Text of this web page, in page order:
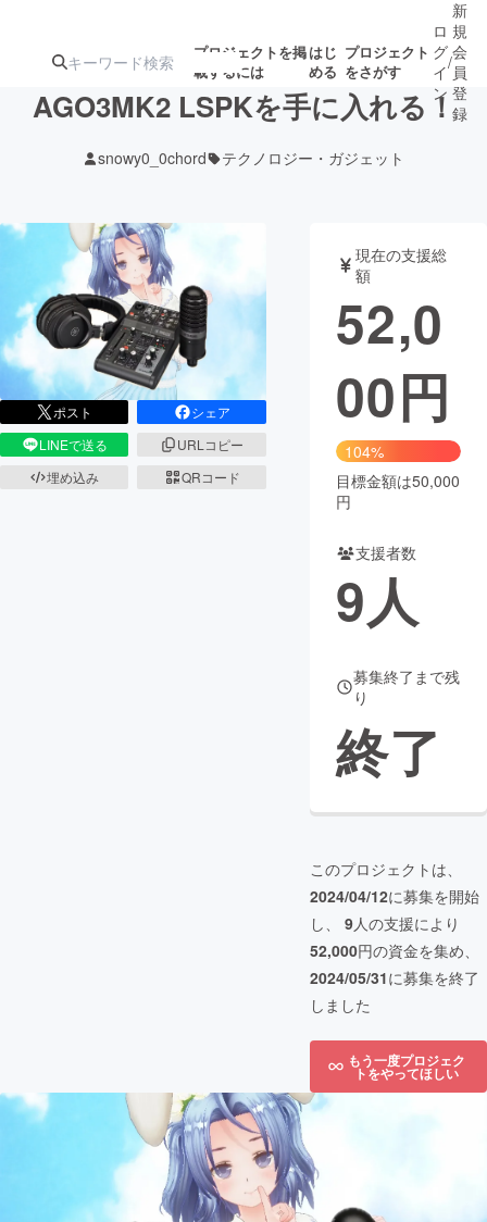
プロジェクトを掲
載するには
はじ
める
プロジェクト
をさがす
アート・写真
テクノロジー・ガジェット ゲーム・サ
映像・映画
ビジネス・起業 チャレンジ
CAMPFIRE Creation
コミュニティ
ロ
グ
イ
ン
/
新
規
会
員
登
録
AGO3MK2 LSPKを手に入れる！
snowy0_0chord テクノロジー・ガジェット
ポスト
シェア
LINEで送る
URLコピー
埋め込み
QRコード
現在の支援総
額
52,0
00円
104%
目標金額は50,000
円
支援者数
9人
募集終了まで残
り
終了
このプロジェクトは、
2024/04/12に募集を開始
し、 9人の支援により
52,000円の資金を集め、
2024/05/31に募集を終了
しました
もう一度プロジェク
トをやってほしい